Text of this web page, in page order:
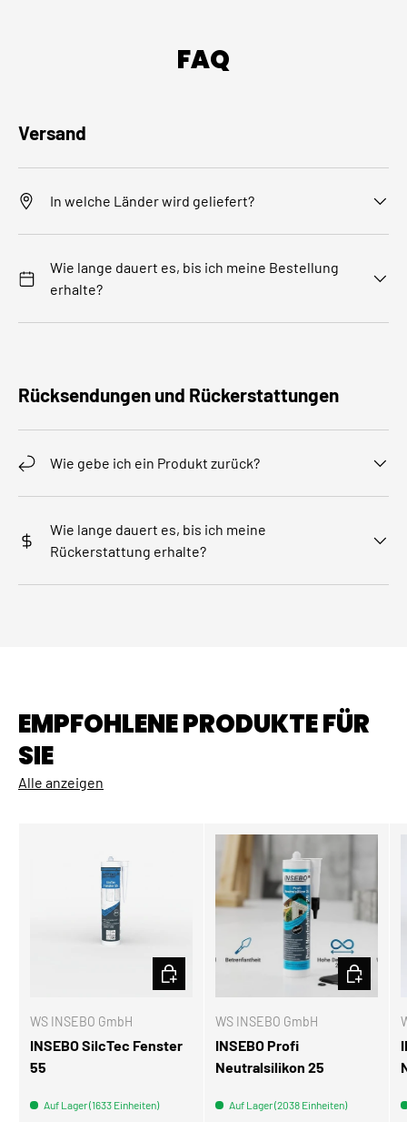
FAQ
Versand
In welche Länder wird geliefert?
Wie lange dauert es, bis ich meine Bestellung
erhalte?
Rücksendungen und Rückerstattungen
Wie gebe ich ein Produkt zurück?
Wie lange dauert es, bis ich meine
Rückerstattung erhalte?
EMPFOHLENE PRODUKTE FÜR
SIE
Alle anzeigen
WS INSEBO GmbH
INSEBO SilcTec Fenster
55
Auf Lager (1633 Einheiten)
OPTIONEN AUSWÄHLEN
WS INSEBO GmbH
INSEBO Profi
Neutralsilikon 25
Auf Lager (2038 Einheiten)